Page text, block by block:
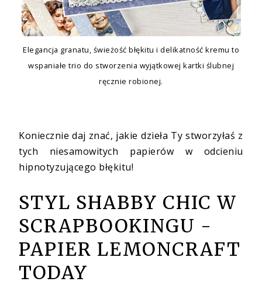
Elegancja granatu, świeżość błękitu i delikatność kremu to
wspaniałe trio do stworzenia wyjątkowej kartki ślubnej
ręcznie robionej.
Koniecznie daj znać, jakie dzieła Ty stworzyłaś z
tych niesamowitych papierów w odcieniu
hipnotyzującego błękitu!
STYL SHABBY CHIC W
SCRAPBOOKINGU -
PAPIER LEMONCRAFT
TODAY